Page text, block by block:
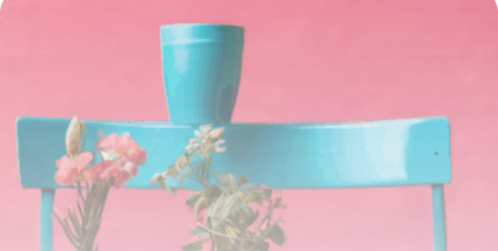
derrière leur succès financier